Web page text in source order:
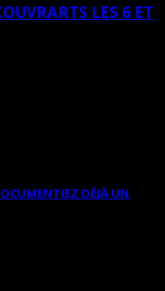
LES 6 ET
DÉJÀ UN